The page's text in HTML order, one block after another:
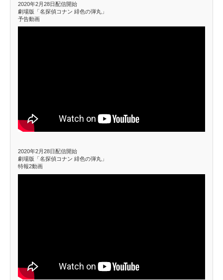
2020年2月28日配信開始
劇場版「名探偵コナン 緋色の弾丸」
予告動画
2020年2月28日配信開始
劇場版「名探偵コナン 緋色の弾丸」
特報2動画